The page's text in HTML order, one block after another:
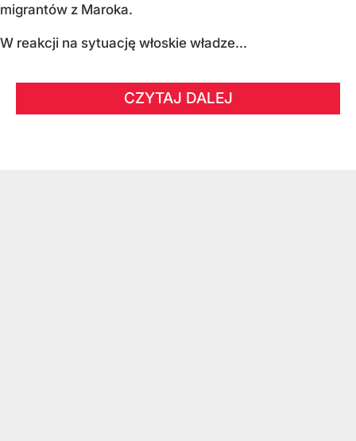
migrantów z Maroka.
W reakcji na sytuację włoskie władze...
CZYTAJ DALEJ